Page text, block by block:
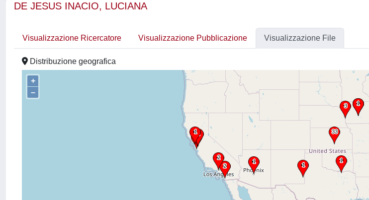
DE JESUS INACIO, LUCIANA
Visualizzazione Ricercatore Visualizzazione Pubblicazione Visualizzazione File
Distribuzione geografica
+
–